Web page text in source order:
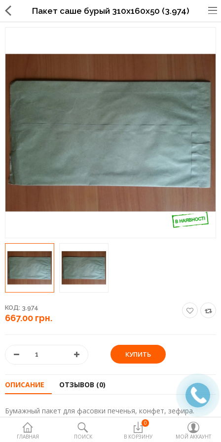
ГЛАВНАЯ ПОИСК
0
В КОРЗИНУ
МОЙ АККАУНТ
Пакет саше бурый 310х160х50 (3.974)
КОД: 3.974
667.00 грн.
ОПИСАНИЕ ОТЗЫВОВ (0)
Бумажный пакет для фасовки печенья, конфет, зефира.
Размеры: 310х160х50 мм
Упаковка для фаст
фуда,пиццерий,ресторанов
Стаканы, крышки, держатели,
трубочки
Упаковка для суши
Бумажные пакеты и уголки
Картонные коробки
изделий
термопакеты
Палочки и добавки для сладкой
ваты
Пищевые контейнеры
Посуда одноразовая
Товары для дома
Упаковка ,стаканы и сырье для
попкорна